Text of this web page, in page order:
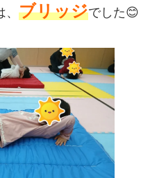
ブリッジでした😊